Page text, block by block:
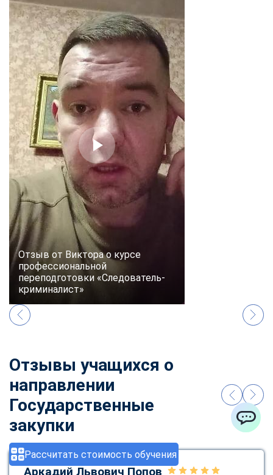
Рассчитать стоимость обучения
Отзыв от Виктора о курсе
профессиональной
переподготовки «Следователь-
криминалист»
Отзывы учащихся о
направлении
Государственные
закупки
Аркадий Львович Попов
Telegram WhatsApp
Vkontakte EMail
Max